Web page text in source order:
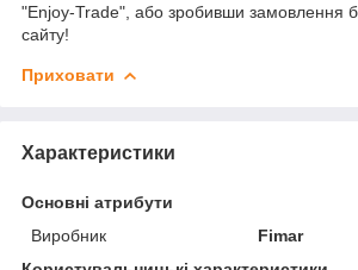
"Enjoy-Trade", або зробивши замовлення
сайту!
Приховати
Характеристики
Основні атрибути
Виробник
Fimar